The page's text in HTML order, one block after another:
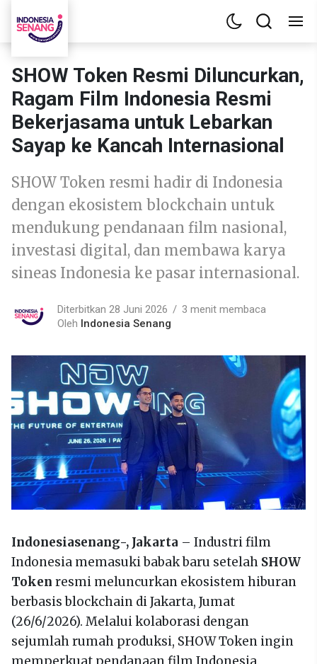
SHOW Token Resmi Diluncurkan,
Ragam Film Indonesia Resmi
Bekerjasama untuk Lebarkan
Sayap ke Kancah Internasional
SHOW Token resmi hadir di Indonesia
dengan ekosistem blockchain untuk
mendukung pendanaan film nasional,
investasi digital, dan membawa karya
sineas Indonesia ke pasar internasional.
Diterbitkan 28 Juni 2026
3 menit membaca
Oleh Indonesia Senang
Indonesiasenang-, Jakarta – Industri film
Indonesia memasuki babak baru setelah SHOW
Token resmi meluncurkan ekosistem hiburan
berbasis blockchain di Jakarta, Jumat
(26/6/2026). Melalui kolaborasi dengan
sejumlah rumah produksi, SHOW Token ingin